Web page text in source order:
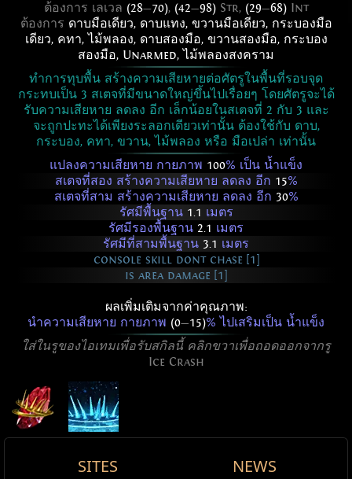
ต้องการ เลเวล (28—70), (42—98)Str, (29—68)Int
ต้องการ ดาบมือเดียว, ดาบแทง, ขวานมือเดียว, กระบองมือ
เดียว, คทา, ไม้พลอง, ดาบสองมือ, ขวานสองมือ, กระบอง
สองมือ, Unarmed, ไม้พลองสงคราม
ทำการทุบพื้น สร้างความเสียหายต่อศัตรูในพื้นที่รอบจุด
กระทบเป็น 3 สเตจที่มีขนาดใหญ่ขึ้นไปเรื่อยๆ โดยศัตรูจะได้
รับความเสียหาย ลดลง อีก เล็กน้อยในสเตจที่ 2 กับ 3 และ
จะถูกปะทะได้เพียงระลอกเดียวเท่านั้น ต้องใช้กับ ดาบ,
กระบอง, คทา, ขวาน, ไม้พลอง หรือ มือเปล่า เท่านั้น
แปลงความเสียหาย กายภาพ 100% เป็น น้ำแข็ง
สเตจที่สอง สร้างความเสียหาย ลดลง อีก 15%
สเตจที่สาม สร้างความเสียหาย ลดลง อีก 30%
รัศมีพื้นฐาน 1.1 เมตร
รัศมีรองพื้นฐาน 2.1 เมตร
รัศมีที่สามพื้นฐาน 3.1 เมตร
console skill dont chase [1]
is area damage [1]
ผลเพิ่มเติมจากค่าคุณภาพ:
นำความเสียหาย กายภาพ (0—15)% ไปเสริมเป็น น้ำแข็ง
ใส่ในรูของไอเทมเพื่อรับสกิลนี้ คลิกขวาเพื่อถอดออกจากรู
Ice Crash
SITES NEWS